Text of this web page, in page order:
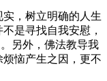
，树立明确的人生
是寻找自我安慰，
另外，佛法教导我
恼产生之因，更不